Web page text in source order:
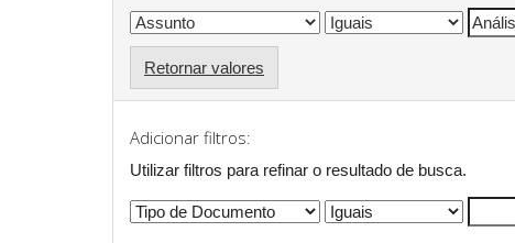
Retornar valores
Adicionar filtros:
Utilizar filtros para refinar o resultado de busca.